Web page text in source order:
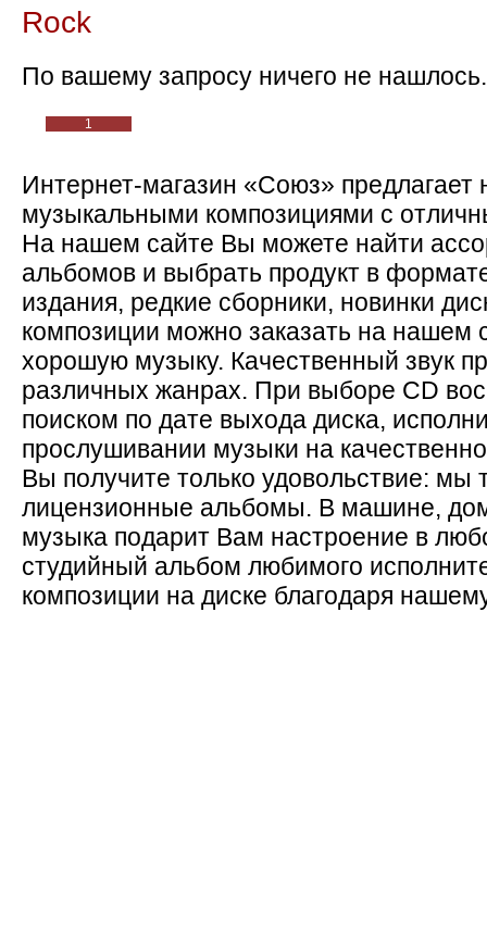
Rock
По вашему запросу ничего не нашлось.
1
Интернет-магазин «Союз» предлагает
музыкальными композициями с
На нашем сайте Вы можете найти
альбомов и выбрать продукт в
издания, редкие сборники, новинки
композиции можно заказать на нашем
хорошую музыку. Качественный звук
различных жанрах. При выборе CD
поиском по дате выхода диска,
прослушивании музыки на
Вы получите только удовольствие: мы
лицензионные альбомы. В машине,
музыка подарит Вам настроение в
студийный альбом любимого
композиции на диске благодаря